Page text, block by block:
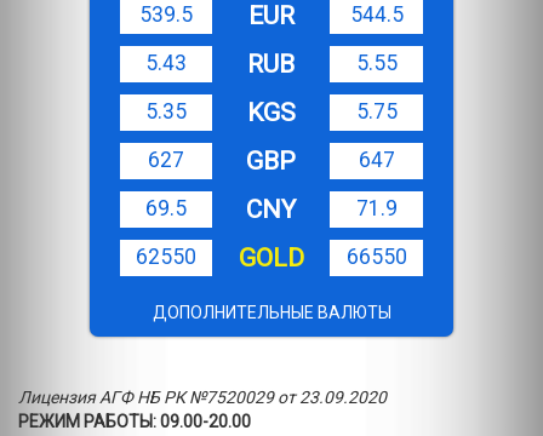
539.5
EUR
544.5
5.43
RUB
5.55
5.35
KGS
5.75
627
GBP
647
69.5
CNY
71.9
62550
GOLD 66550
ДОПОЛНИТЕЛЬНЫЕ ВАЛЮТЫ
Лицензия АГФ НБ РК №7520029 от 23.09.2020
РЕЖИМ РАБОТЫ: 09.00-20.00